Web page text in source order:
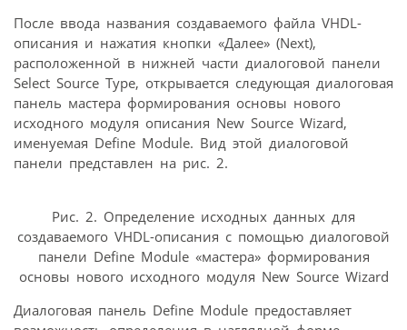
После ввода названия создаваемого файла VHDL-
описания и нажатия кнопки «Далее» (Next),
расположенной в нижней части диалоговой панели
Select Source Type, открывается следующая диалоговая
панель мастера формирования основы нового
исходного модуля описания New Source Wizard,
именуемая Define Module. Вид этой диалоговой
панели представлен на рис. 2.
Рис. 2. Определение исходных данных для
создаваемого VHDL-описания с помощью диалоговой
панели Define Module «мастера» формирования
основы нового исходного модуля New Source Wizard
Диалоговая панель Define Module предоставляет